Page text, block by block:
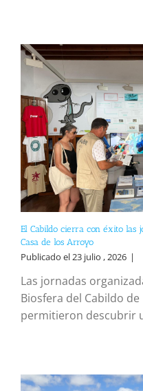
El Cabildo cierra con éxito las
Casa de los Arroyo
Publicado el 23 julio , 2026 |
Las jornadas
Biosfera del Cabildo
permitieron descubrir